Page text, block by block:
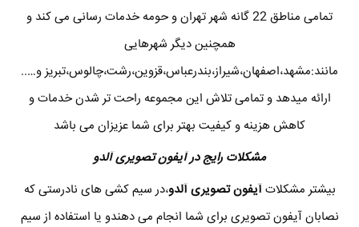
تمامی مناطق 22 گانه شهر تهران و حومه خدمات رسانی می کند و
همچنین دیگر شهرهایی
مانند:مشهد،اصفهان،شیراز،بندرعباس،قزوین،رشت،چالوس،تبریز و…..
ارائه میدهد و تمامی تلاش این مجموعه راحت تر شدن خدمات و
کاهش هزینه و کیفیت بهتر برای شما عزیزان می باشد
مشکلات رایج در آیفون تصویری آلدو
بیشتر مشکلاتآیفون تصویری آلدو،در سیم کشی های نادرستی که
نصابان آیفون تصویری برای شما انجام می دهندو یا استفاده از سیم